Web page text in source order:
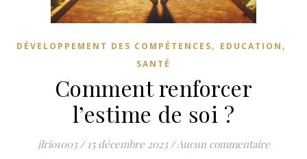
DÉVELOPPEMENT DES COMPÉTENCES, EDUCATION ,
SANTÉ
Comment renforcer
l’estime de soi ?
jlrio1003 / 15 décembre 2023 /Aucun commentaire